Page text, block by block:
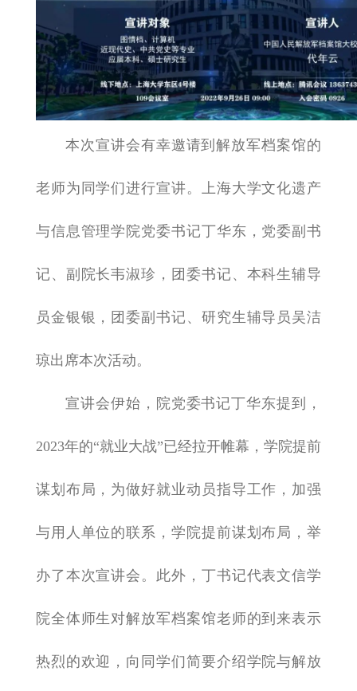
本次宣讲会有幸邀请到解放军档案馆的
老师为同学们进行宣讲。上海大学文化遗产
与信息管理学院党委书记丁华东，党委副书
记、副院长韦淑珍，团委书记、本科生辅导
员金银银，团委副书记、研究生辅导员吴洁
琼出席本次活动。
宣讲会伊始，院党委书记丁华东提到，
2023年的“就业大战”已经拉开帷幕，学院提前
谋划布局，为做好就业动员指导工作，加强
与用人单位的联系，学院提前谋划布局，举
办了本次宣讲会。此外，丁书记代表文信学
院全体师生对解放军档案馆老师的到来表示
热烈的欢迎，向同学们简要介绍学院与解放